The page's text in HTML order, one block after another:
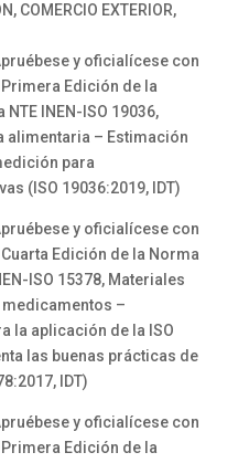
COMERCIO EXTERIOR,
y oficialícese con
Edición de la
INEN-ISO 19036,
alimentaria – Estimación
para
(ISO 19036:2019, IDT)
y oficialícese con
Edición de la Norma
ISO 15378, Materiales
–
la aplicación de la ISO
las buenas prácticas de
IDT)
y oficialícese con
Edición de la